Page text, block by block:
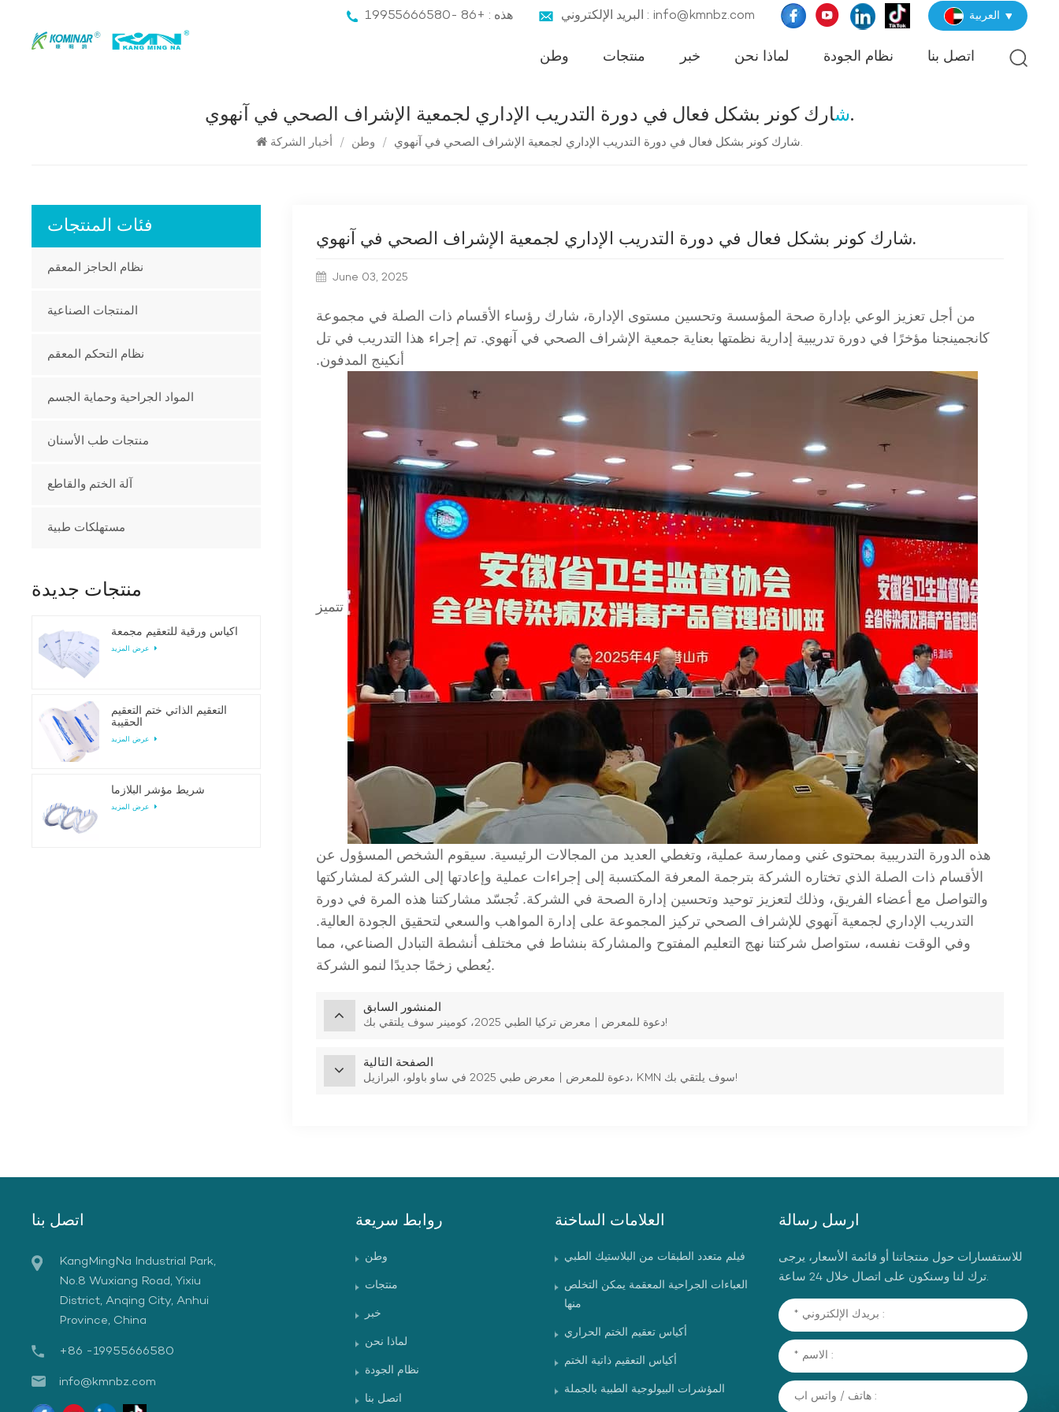
هذه : +86 -19955666580 البريد الإلكتروني : info@kmnbz.com العربية
وطن منتجات خبر لماذا نحن نظام الجودة اتصل بنا
شارك كونر بشكل فعال في دورة التدريب الإداري لجمعية الإشراف الصحي في آنهوي.
وطن / أخبار الشركة / شارك كونر بشكل فعال في دورة التدريب الإداري لجمعية الإشراف الصحي في آنهوي.
شارك كونر بشكل فعال في دورة التدريب الإداري لجمعية الإشراف الصحي في آنهوي.
June 03, 2025
من أجل تعزيز الوعي بإدارة صحة المؤسسة وتحسين مستوى الإدارة، شارك رؤساء الأقسام ذات الصلة في مجموعة
كانجمينجنا مؤخرًا في دورة تدريبية إدارية نظمتها بعناية جمعية الإشراف الصحي في آنهوي.تم إجراء هذا التدريب في تل
أنكينج المدفون.
تتميز
هذه الدورة التدريبية بمحتوى غني وممارسة عملية، وتغطي العديد من المجالات الرئيسية. سيقوم الشخص المسؤول عن
الأقسام ذات الصلة الذي تختاره الشركة بترجمة المعرفة المكتسبة إلى إجراءات عملية وإعادتها إلى الشركة لمشاركتها
والتواصل مع أعضاء الفريق، وذلك لتعزيز توحيد وتحسين إدارة الصحة في الشركة.تُجسّد مشاركتنا هذه المرة في دورة
التدريب الإداري لجمعية آنهوي للإشراف الصحي تركيز المجموعة على إدارة المواهب والسعي لتحقيق الجودة العالية.
وفي الوقت نفسه، ستواصل شركتنا نهج التعليم المفتوح والمشاركة بنشاط في مختلف أنشطة التبادل الصناعي، مما
يُعطي زخمًا جديدًا لنمو الشركة.
المنشور السابق
دعوة للمعرض | معرض تركيا الطبي 2025، كومينر سوف يلتقي بك!
الصفحة التالية
دعوة للمعرض | معرض طبي 2025 في ساو باولو، البرازيل، KMN سوف يلتقي بك!
فئات المنتجات
نظام الحاجز المعقم
المنتجات الصناعية
نظام التحكم المعقم
المواد الجراحية وحماية الجسم
منتجات طب الأسنان
آلة الختم والقاطع
مستهلكات طبية
منتجات جديدة
أكياس ورقية للتعقيم مجمعة
عرض المزيد
التعقيم الذاتي ختم التعقيم
الحقيبة
عرض المزيد
شريط مؤشر البلازما
عرض المزيد
اتصل بنا
KangMingNa Industrial Park,
No.8 Wuxiang Road, Yixiu
District, Anqing City, Anhui
Province, China
+86 -19955666580
info@kmnbz.com
روابط سريعة
وطن
منتجات
خبر
لماذا نحن
نظام الجودة
اتصل بنا
العلامات الساخنة
فيلم متعدد الطبقات من البلاستيك الطبي
العباءات الجراحية المعقمة يمكن التخلص
منها
أكياس تعقيم الختم الحراري
أكياس التعقيم ذاتية الختم
المؤشرات البيولوجية الطبية بالجملة
ارسل رسالة
للاستفسارات حول منتجاتنا أو قائمة الأسعار، يرجى
ترك لنا وسنكون على اتصال خلال 24 ساعة.